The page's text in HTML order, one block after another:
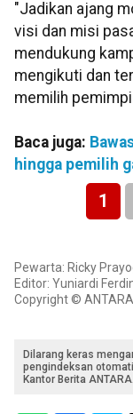
"Jadikan ajang
visi dan misi
mendukung
mengikuti dan
memilih
Baca juga:
hingga pemilih
1
Pewarta: Ricky
Editor: Yuniardi
Copyright ©
Dilarang keras
pengindeksan
Kantor Berita ANTARA.